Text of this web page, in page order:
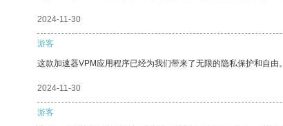
2024-11-30
游客
这款加速器VPM应用程序已经为我们带来了无限的隐私保护和自由。
2024-11-30
游客